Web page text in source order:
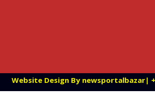
Website Design By newsportalbazar|